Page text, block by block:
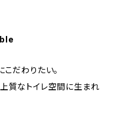
だわりたい。
質なトイレ空間に生まれ